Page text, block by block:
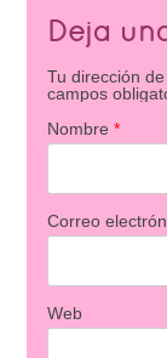
Deja
Tu dirección
campos
Nombre *
Correo
Web